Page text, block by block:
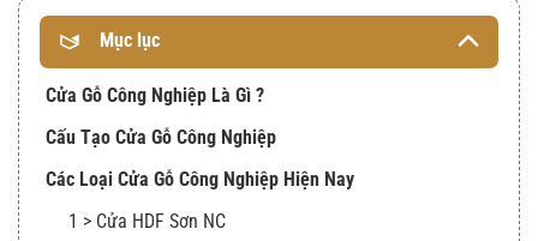
Mục lục
Cửa Gỗ Công Nghiệp Là Gì ?
Cấu Tạo Cửa Gỗ Công Nghiệp
Các Loại Cửa Gỗ Công Nghiệp Hiện Nay
1 > Cửa HDF Sơn NC